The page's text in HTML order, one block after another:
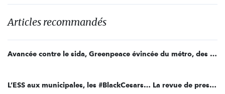
Articles recommandés
Avancée contre le sida, Greenpeace évincée du métro, des multinationales épinglées… La revue de presse du 6 mars
L’ESS aux municipales, les #BlackCesars… La revue de presse du 24 février